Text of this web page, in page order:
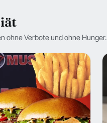
ohne Verbote und ohne Hunger.